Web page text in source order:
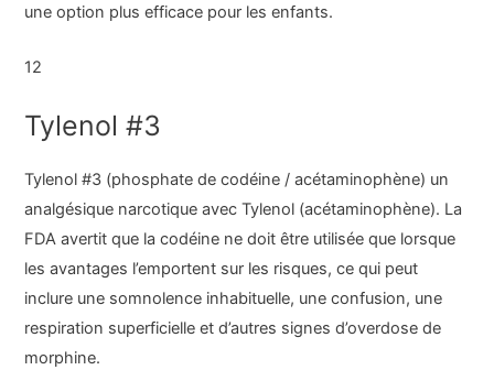
une option plus efficace pour les enfants.
12
Tylenol #3
Tylenol #3 (phosphate de codéine / acétaminophène) un
analgésique narcotique avec Tylenol (acétaminophène). La
FDA avertit que la codéine ne doit être utilisée que lorsque
les avantages l’emportent sur les risques, ce qui peut
inclure une somnolence inhabituelle, une confusion, une
respiration superficielle et d’autres signes d’overdose de
morphine.